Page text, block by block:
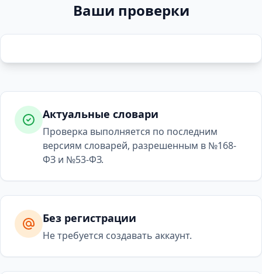
Ваши проверки
Актуальные словари
Проверка выполняется по последним
версиям словарей, разрешенным в №168-
ФЗ и №53-ФЗ.
Без регистрации
Не требуется создавать аккаунт.